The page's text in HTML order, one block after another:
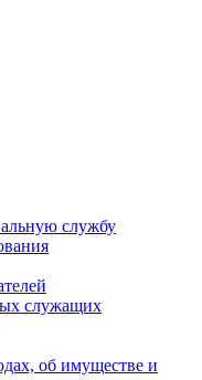
службу
служащих
об имуществе и